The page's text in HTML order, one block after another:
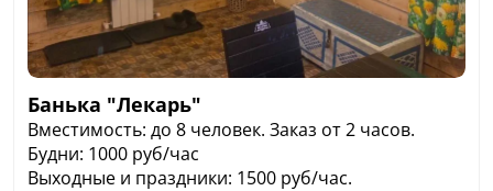
Банька "Лекарь"
Вместимость: до 8 человек. Заказ от 2 часов.
Будни: 1000 руб/час
Выходные и праздники: 1500 руб/час.